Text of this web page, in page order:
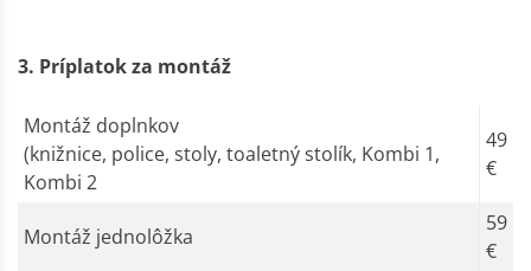
3. Príplatok za montáž
Montáž doplnkov
(knižnice, police, stoly, toaletný stolík, Kombi 1,
Kombi 2
49
€
Montáž jednolôžka
59
€